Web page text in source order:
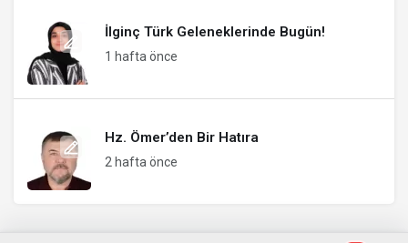
İlginç Türk Geleneklerinde Bugün!
1 hafta önce
Hz. Ömer’den Bir Hatıra
2 hafta önce